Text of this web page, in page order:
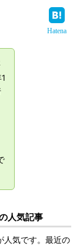
Hatena
人気記事
人気です。最近の